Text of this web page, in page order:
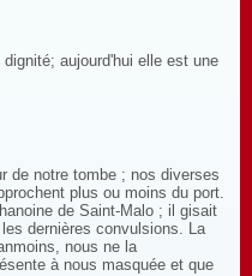
aujourd'hui elle est une
de notre tombe ; nos diverses
plus ou moins du port.
de Saint-Malo ; il gisait
dernières convulsions. La
nous ne la
à nous masquée et que